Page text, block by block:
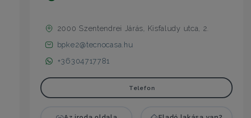
2000 Szentendrei Járás, Kisfaludy utca, 2.
bpke2@tecnocasa.hu
+36304717781
Telefon